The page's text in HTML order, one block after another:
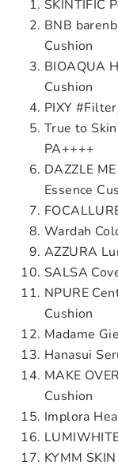
SKINTIFIC
BNB
Cushion
BIOAQUA
Cushion
PIXY
True to
PA++++
DAZZLE
Essence
Wardah
AZZURA
SALSA
NPURE
Cushion
Madame
Hanasui
MAKE
Cushion
Implora
KYMM